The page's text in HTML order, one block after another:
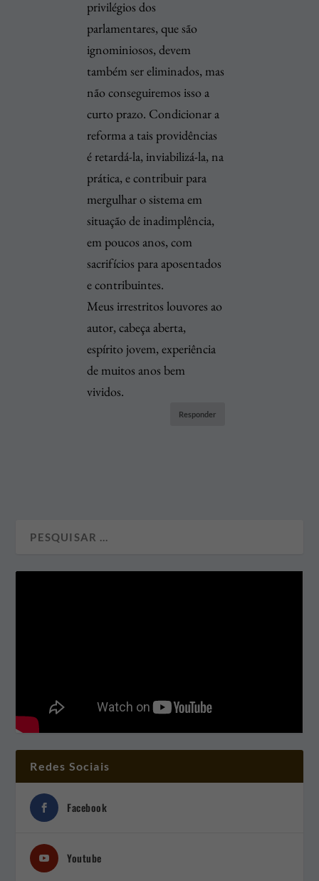
privilégios dos
parlamentares, que são
ignominiosos, devem
também ser eliminados, mas
não conseguiremos isso a
curto prazo. Condicionar a
reforma a tais providências
é retardá-la, inviabilizá-la, na
prática, e contribuir para
mergulhar o sistema em
situação de inadimplência,
em poucos anos, com
sacrifícios para aposentados
e contribuintes.
Meus irrestritos louvores ao
autor, cabeça aberta,
espírito jovem, experiência
de muitos anos bem
vividos.
Responder
Redes Sociais
Facebook
Youtube